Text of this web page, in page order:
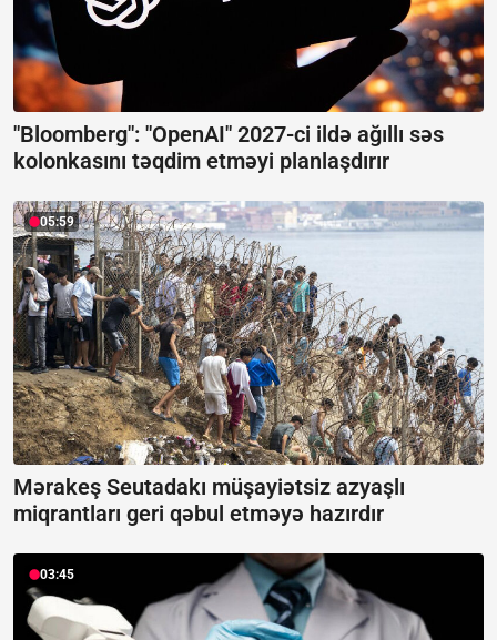
"Bloomberg": "OpenAI" 2027-ci ildə ağıllı səs
kolonkasını təqdim etməyi planlaşdırır
05:59
Mərakeş Seutadakı müşayiətsiz azyaşlı
miqrantları geri qəbul etməyə hazırdır
03:45